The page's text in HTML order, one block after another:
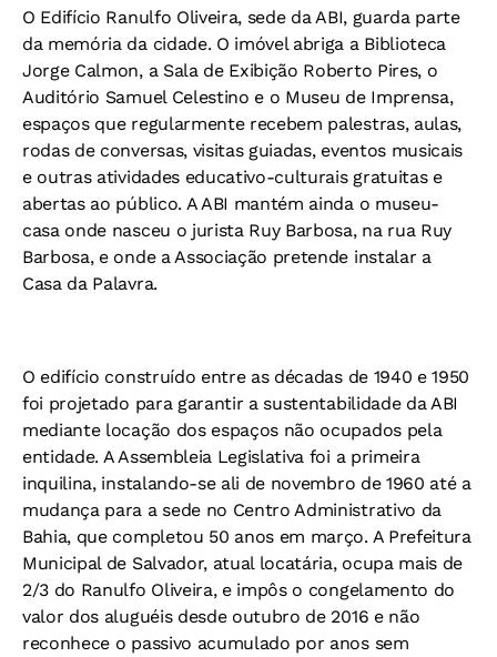
O Edifício Ranulfo Oliveira, sede da ABI, guarda parte
da memória da cidade. O imóvel abriga a Biblioteca
Jorge Calmon, a Sala de Exibição Roberto Pires, o
Auditório Samuel Celestino e o Museu de Imprensa,
espaços que regularmente recebem palestras, aulas,
rodas de conversas, visitas guiadas, eventos musicais
e outras atividades educativo-culturais gratuitas e
abertas ao público. A ABI mantém ainda o museu-
casa onde nasceu o jurista Ruy Barbosa, na rua Ruy
Barbosa, e onde a Associação pretende instalar a
Casa da Palavra.
O edifício construído entre as décadas de 1940 e 1950
foi projetado para garantir a sustentabilidade da ABI
mediante locação dos espaços não ocupados pela
entidade. A Assembleia Legislativa foi a primeira
inquilina, instalando-se ali de novembro de 1960 até a
mudança para a sede no Centro Administrativo da
Bahia, que completou 50 anos em março. A Prefeitura
Municipal de Salvador, atual locatária, ocupa mais de
2/3 do Ranulfo Oliveira, e impôs o congelamento do
valor dos aluguéis desde outubro de 2016 e não
reconhece o passivo acumulado por anos sem